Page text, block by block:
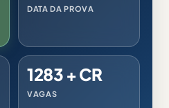
DATA DA PROVA
1283 + CR
VAGAS